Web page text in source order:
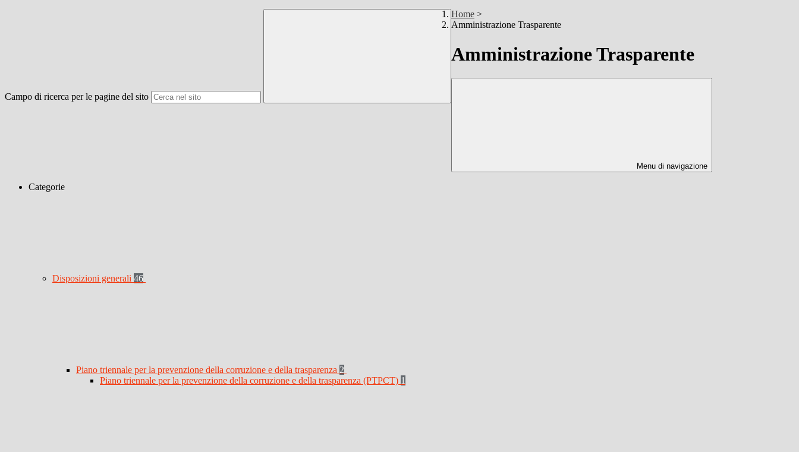
Campo di ricerca per le pagine del sito
Home >
Amministrazione Trasparente
Amministrazione Trasparente
Menu di navigazione
Categorie
Disposizioni generali 46
Piano triennale per la prevenzione della corruzione e della trasparenza 2
Piano triennale per la prevenzione della corruzione e della trasparenza (PTPCT) 1